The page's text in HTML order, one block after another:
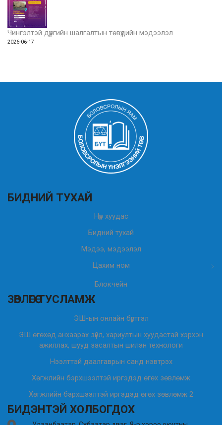
Чингэлтэй дүүргийн шалгалтын төвүүдийн мэдээлэл
2026-06-17
БИДНИЙ ТУХАЙ
Нүүр хуудас
Бидний тухай
Мэдээ, мэдээлэл
Цахим ном
Блокчейн
ЗӨВЛӨГӨӨ ТУСЛАМЖ
ЭШ-ын онлайн бүртгэл
ЭШ өгөхөд анхаарах зүйл, хариултын хуудастай хэрхэн
ажиллах, шууд засалтын шилэн технологи
Нээлттэй даалгаврын санд нэвтрэх
Хөгжлийн бэрхшээлтэй иргэдэд өгөх зөвлөмж
Хөгжлийн бэрхшээлтэй иргэдэд өгөх зөвлөмж 2
БИДЭНТЭЙ ХОЛБОГДОХ